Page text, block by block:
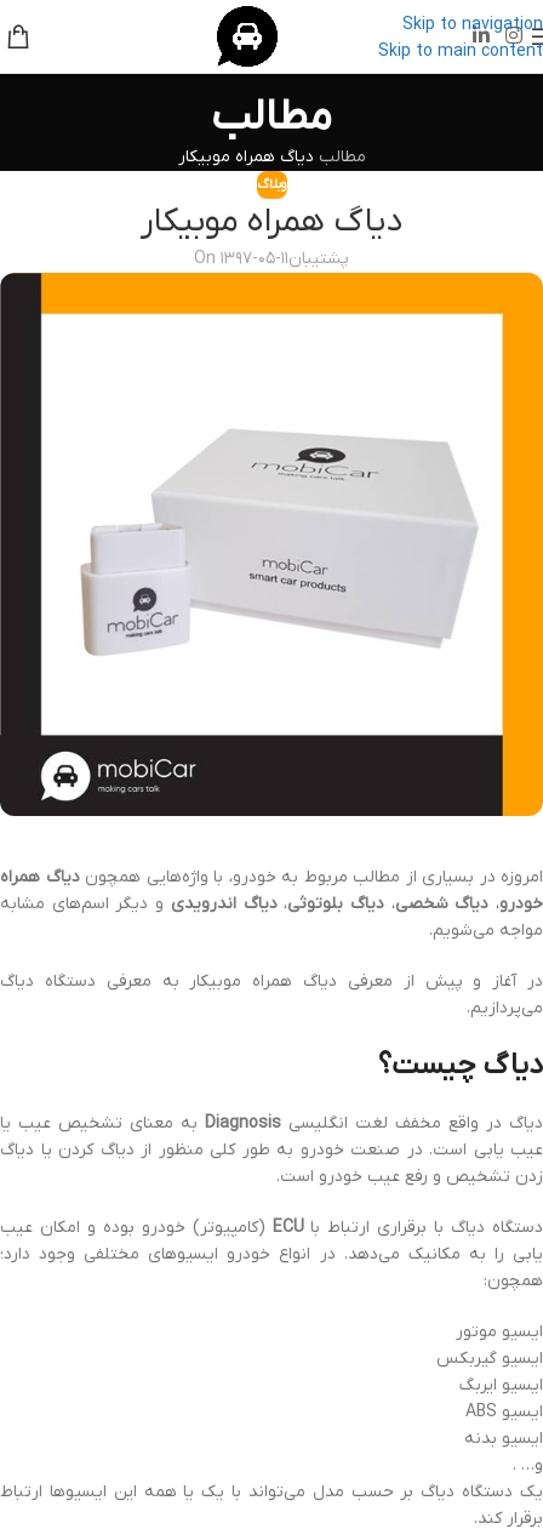
Skip to navigation
Skip to main content
مطالب
مطالب دیاگ همراه موبیکار
وبلاگ
دیاگ همراه موبیکار
پشتیبانOn ۱۳۹۷-۰۵-۱۱
امروزه در بسیاری از مطالب مربوط به خودرو، با واژه‌هایی همچوندیاگ همراه
خودرو، دیاگ شخصی،دیاگ بلوتوثی،دیاگ اندرویدی و دیگر اسم‌های مشابه
مواجه می‌شویم.
در آغاز و پیش از معرفی دیاگ همراه موبیکار به معرفی دستگاه دیاگ
می‌پردازیم.
دیاگ چیست؟
دیاگ در واقع مخفف لغت انگلیسی Diagnosis به معنای تشخیص عیب یا
عیب یابی است. در صنعت خودرو به طور کلی منظور از دیاگ کردن یا دیاگ
زدن تشخیص و رفع عیب خودرو است.
دستگاه دیاگ با برقراری ارتباط باECU (کامپیوتر) خودرو بوده و امکان عیب
یابی را به مکانیک می‌دهد. در انواع خودرو ایسیوهای مختلفی وجود دارد؛
همچون:
ایسیو موتور
ایسیو گیربکس
ایسیو ایربگ
ایسیو ABS
ایسیو بدنه
و… .
یک دستگاه دیاگ بر حسب مدل می‌تواند با یک یا همه این ایسیوها ارتباط
برقرار کند.